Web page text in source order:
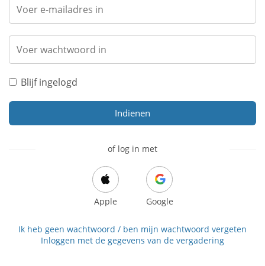
Blijf ingelogd
Indienen
of log in met
Apple Google
Ik heb geen wachtwoord / ben mijn wachtwoord vergeten
Inloggen met de gegevens van de vergadering